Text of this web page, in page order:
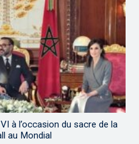
à l’occasion du sacre de la
au Mondial